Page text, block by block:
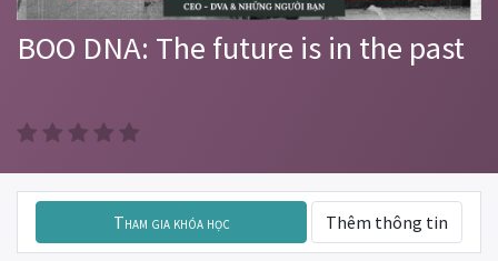
BOO DNA: The future is in the past
Tham gia khóa học Thêm thông tin